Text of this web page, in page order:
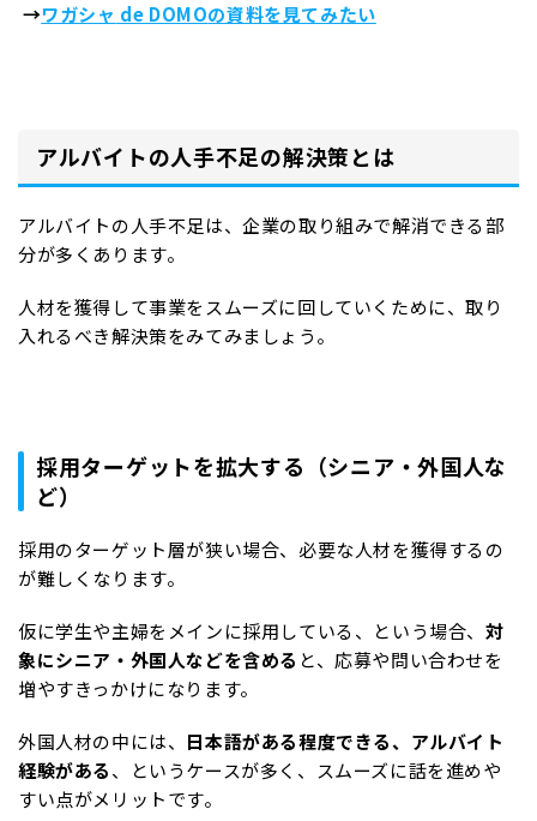
→ワガシャ de DOMOの資料を見てみたい
アルバイトの人手不足の解決策とは
アルバイトの人手不足は、企業の取り組みで解消できる部
分が多くあります。
人材を獲得して事業をスムーズに回していくために、取り
入れるべき解決策をみてみましょう。
採用ターゲットを拡大する（シニア・外国人な
ど）
採用のターゲット層が狭い場合、必要な人材を獲得するの
が難しくなります。
仮に学生や主婦をメインに採用している、という場合、対
象にシニア・外国人などを含める と、応募や問い合わせを
増やすきっかけになります。
外国人材の中には、 日本語がある程度できる、アルバイト
経験がある、というケースが多く、スムーズに話を進めや
すい点がメリットです。